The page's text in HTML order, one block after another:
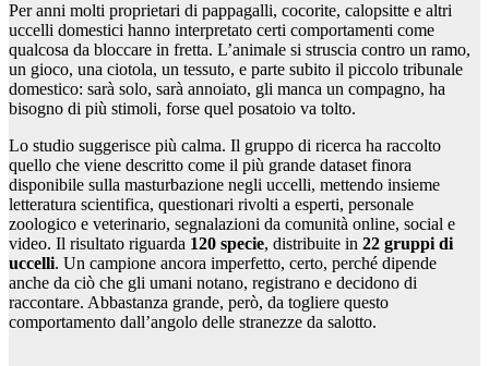
Per anni molti proprietari di pappagalli, cocorite, calopsitte e altri
uccelli domestici hanno interpretato certi comportamenti come
qualcosa da bloccare in fretta. L’animale si struscia contro un ramo,
un gioco, una ciotola, un tessuto, e parte subito il piccolo tribunale
domestico: sarà solo, sarà annoiato, gli manca un compagno, ha
bisogno di più stimoli, forse quel posatoio va tolto.
Lo studio suggerisce più calma. Il gruppo di ricerca ha raccolto
quello che viene descritto come il più grande dataset finora
disponibile sulla masturbazione negli uccelli, mettendo insieme
letteratura scientifica, questionari rivolti a esperti, personale
zoologico e veterinario, segnalazioni da comunità online, social e
video. Il risultato riguarda 120 specie, distribuite in 22 gruppi di
uccelli. Un campione ancora imperfetto, certo, perché dipende
anche da ciò che gli umani notano, registrano e decidono di
raccontare. Abbastanza grande, però, da togliere questo
comportamento dall’angolo delle stranezze da salotto.